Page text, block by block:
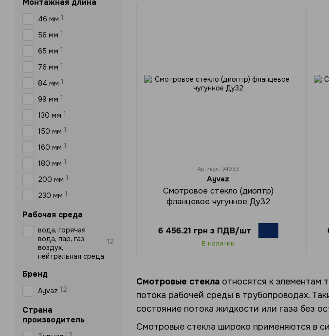
Смотровые стекла относятся к элементам
потока рабочей среды в трубопроводах.
состояние потока жидкости или газа без
Смотровые стекла широко применяются в
Артикул: 04933
Ayvaz
Смотровое стекло (диоптр)
фланцевое чугунное Ду32
6 456.21 грн з ПДВ/шт
В наличии
Монтажная длина
46 мм 1
56 мм 1
65 мм 1
76 мм 1
84 мм 1
99 мм 1
130 мм 1
150 мм 1
160 мм 1
180 мм 1
200 мм 1
230 мм 1
Рабочая среда
вода, горячая
вода, пар, газ,
воздух,
нейтральная среда
12
Бренд
Ayvaz 12
Страна
производитель